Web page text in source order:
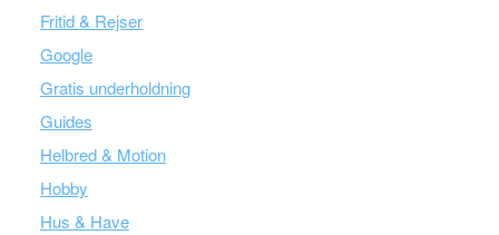
Fritid & Rejser
Google
Gratis underholdning
Guides
Helbred & Motion
Hobby
Hus & Have